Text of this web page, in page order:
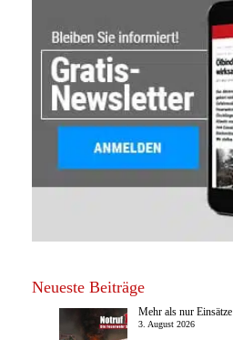
Neueste Beiträge
Mehr als nur Einsätze
3. August 2026